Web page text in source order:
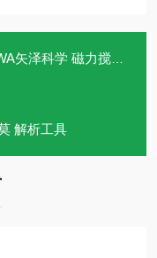
科学 磁力搅拌器 山东
解析工具